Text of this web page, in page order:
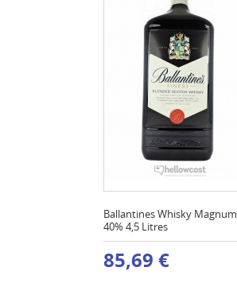
Ballantines Whisky Magnum
40% 4,5 Litres
85,69 €